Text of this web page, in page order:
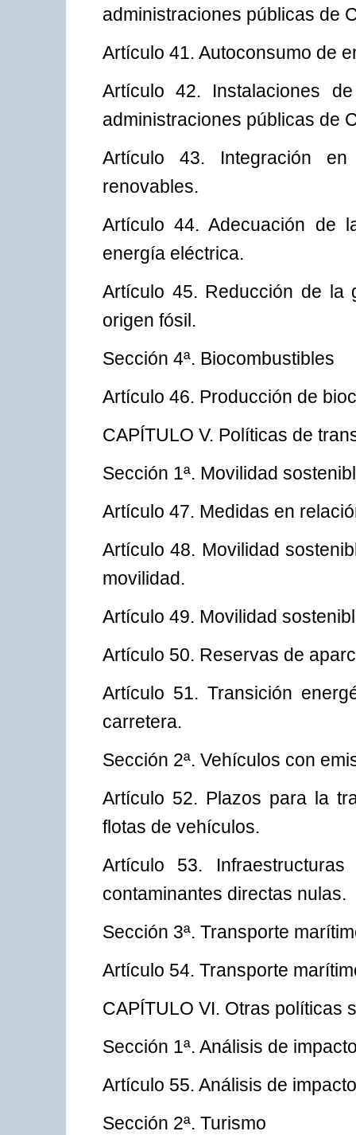
administraciones públicas de
Artículo 41. Autoconsumo de
Artículo 42. Instalaciones
administraciones públicas de
Artículo 43. Integración
renovables.
Artículo 44. Adecuación de
energía eléctrica.
Artículo 45. Reducción de la
origen fósil.
Sección 4ª. Biocombustibles
Artículo 46. Producción de
CAPÍTULO V. Políticas de
Sección 1ª. Movilidad
Artículo 47. Medidas en
Artículo 48. Movilidad
movilidad.
Artículo 49. Movilidad
Artículo 50. Reservas de
Artículo 51. Transición
carretera.
Sección 2ª. Vehículos con
Artículo 52. Plazos para la
flotas de vehículos.
Artículo 53.
contaminantes directas nulas.
Sección 3ª. Transporte
Artículo 54. Transporte
CAPÍTULO VI. Otras políticas
Sección 1ª. Análisis de
Artículo 55. Análisis de
Sección 2ª. Turismo